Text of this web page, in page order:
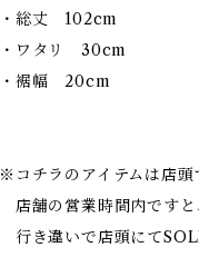
・総丈 102cm
・ワタリ 30cm
・裾幅 20cm
※コチラのアイテムは店頭
店舗の営業時間内ですと
行き違いで店頭にて